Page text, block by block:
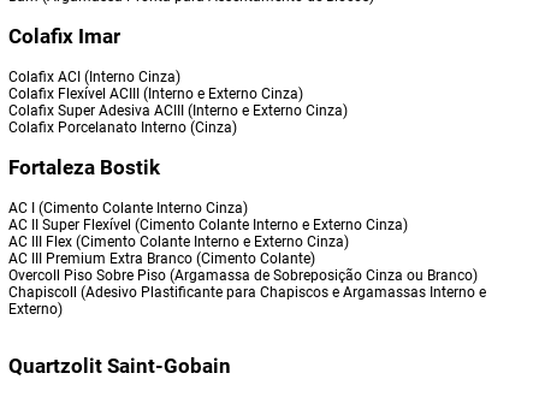
Colafix Imar
Colafix ACI (Interno Cinza)
Colafix Flexível ACIII (Interno e Externo Cinza)
Colafix Super Adesiva ACIII (Interno e Externo Cinza)
Colafix Porcelanato Interno (Cinza)
Fortaleza Bostik
AC I (Cimento Colante Interno Cinza)
AC II Super Flexível (Cimento Colante Interno e Externo Cinza)
AC III Flex (Cimento Colante Interno e Externo Cinza)
AC III Premium Extra Branco (Cimento Colante)
Overcoll Piso Sobre Piso (Argamassa de Sobreposição Cinza ou Branco)
Chapiscoll (Adesivo Plastificante para Chapiscos e Argamassas Interno e
Externo)
Quartzolit Saint-Gobain